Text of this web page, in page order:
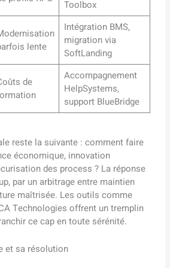
Toolbox
lente
Intégration BMS,
migration via
SoftLanding
de
Accompagnement
HelpSystems,
support BlueBridge
reste la suivante : comment faire
économique, innovation
des process ? La réponse
par un arbitrage entre maintien
maîtrisée. Les outils comme
Technologies offrent un tremplin
ce cap en toute sérénité.
et sa résolution